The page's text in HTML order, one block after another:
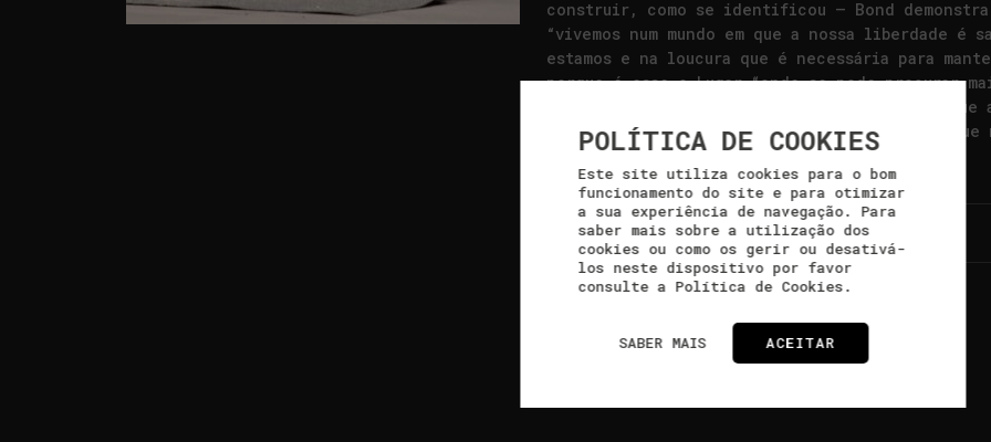
POLÍTICA DE COOKIES
Este site utiliza cookies para o bom
funcionamento do site e para otimizar
a sua experiência de navegação. Para
saber mais sobre a utilização dos
cookies ou como os gerir ou desativá-
los neste dispositivo por favor
consulte a Política de Cookies.
SABER MAIS ACEITAR
construir, como se identificou – Bond
“vivemos num mundo em que a nossa liberdade é
estamos e na loucura que é necessária para
porque é esse o Lugar “onde se pode procurar
em que sobrevivemos, num ciclo temporal em
escolhemos Bond, e esta peça, na esperança
que Lugar estamos.
FICHA ARTÍSTICA